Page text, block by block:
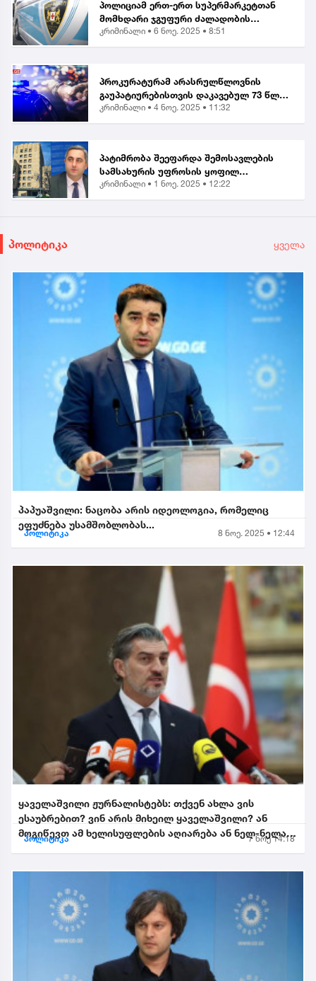
პოლიციამ ერთ-ერთ სუპერმარკეტთან
მომხდარი ჯგუფური ძალადობის
ორგანიზებისა და მასში მონაწილეობის
კრიმინალი • 6 ნოე. 2025 • 8:51
პროკურატურამ არასრულწლოვნის
გაუპატიურებისთვის დაკავებულ 73 წლის
მამაკაცს ბრალი წარუდგინა...
კრიმინალი • 4 ნოე. 2025 • 11:32
პატიმრობა შეეფარდა შემოსავლების
სამსახურის უფროსის ყოფილ
მოადგილეს - ვლადიმერ ხუნდაძეს...
კრიმინალი • 1 ნოე. 2025 • 12:22
პოლიტიკა ყველა
პაპუაშვილი: ნაცობა არის იდეოლოგია, რომელიც
ეფუძნება უსამშობლობას...
პოლიტიკა 8 ნოე. 2025 • 12:44
ყაველაშვილი ჟურნალისტებს: თქვენ ახლა ვის
ესაუბრებით? ვინ არის მიხეილ ყაველაშვილი? ან
მოგიწევთ ამ ხელისუფლების აღიარება ან ნელ-ნელა
პოლიტიკა 7 ნოე 14:18